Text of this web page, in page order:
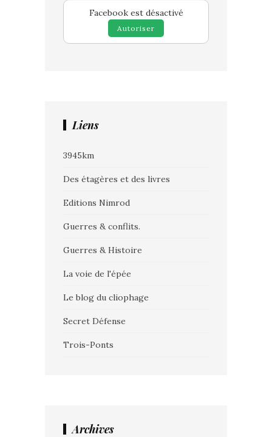
Facebook est désactivé
Autoriser
Liens
3945km
Des étagères et des livres
Editions Nimrod
Guerres & conflits.
Guerres & Histoire
La voie de l'épée
Le blog du cliophage
Secret Défense
Trois-Ponts
Archives